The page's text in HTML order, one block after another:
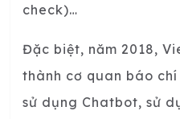
check)…
Đặc biệt, năm 2018,
thành cơ quan báo
sử dụng Chatbot, sử